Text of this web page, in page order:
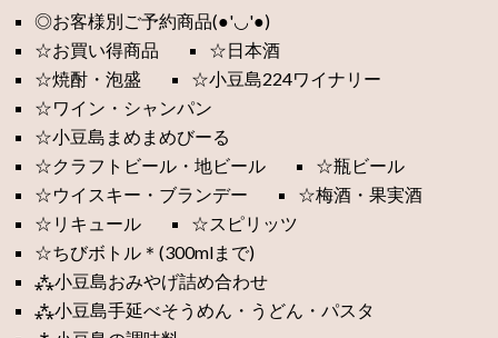
◎お客様別ご予約商品(●'◡'●)
☆お買い得商品
☆日本酒
☆焼酎・泡盛
☆小豆島224ワイナリー
☆ワイン・シャンパン
☆小豆島まめまめびーる
☆クラフトビール・地ビール
☆瓶ビール
☆ウイスキー・ブランデー
☆梅酒・果実酒
☆リキュール
☆スピリッツ
☆ちびボトル＊(300mlまで)
⁂小豆島おみやげ詰め合わせ
⁂小豆島手延べそうめん・うどん・パスタ